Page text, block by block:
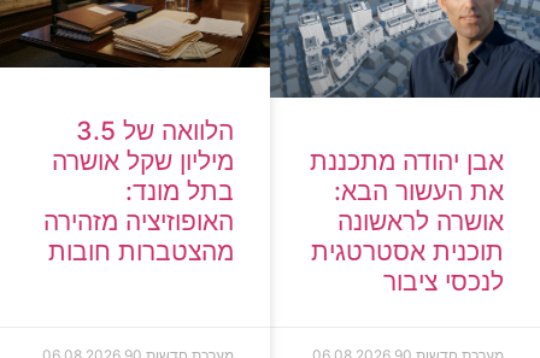
אבן יהודה מתכננת
את העשור הבא:
אושרה לראשונה
תוכנית אסטרטגית
לנכסי ציבור
הלוואה של 3.5
מיליון שקל אושרה
בתל מונד:
האופוזיציה מזהירה
מהצטברות חובות